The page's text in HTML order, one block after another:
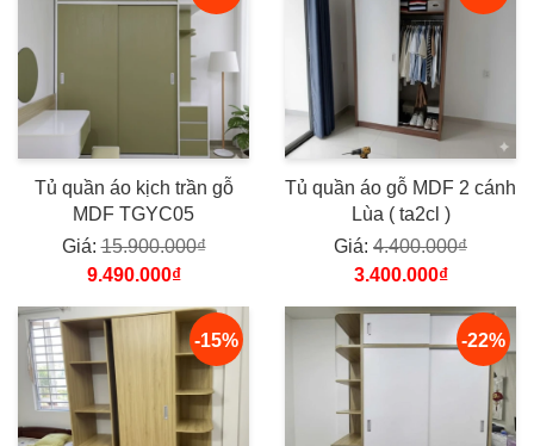
Tủ quần áo kịch trần gỗ
MDF TGYC05
Giá:15.900.000₫
9.490.000₫
Tủ quần áo gỗ MDF 2 cánh
Lùa ( ta2cl )
Giá: 4.400.000₫
3.400.000₫
-15% -22%